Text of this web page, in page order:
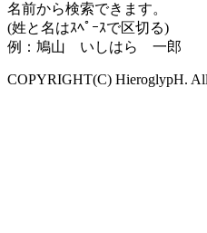
名前から検索できます。
(姓と名はｽﾍﾟｰｽで区切る)
例：鳩山 いしはら 一郎
COPYRIGHT(C) HieroglypH. All